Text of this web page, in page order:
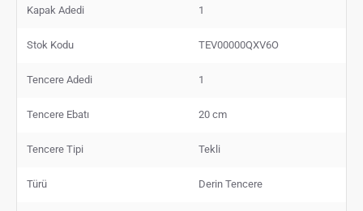
Kapak Adedi 1
Stok Kodu TEV00000QXV6O
Tencere Adedi 1
Tencere Ebatı 20 cm
Tencere Tipi Tekli
Türü Derin Tencere